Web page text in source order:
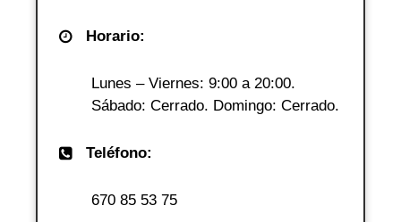
Horario:
Lunes – Viernes: 9:00 a 20:00.
Sábado: Cerrado. Domingo: Cerrado.
Teléfono:
670 85 53 75